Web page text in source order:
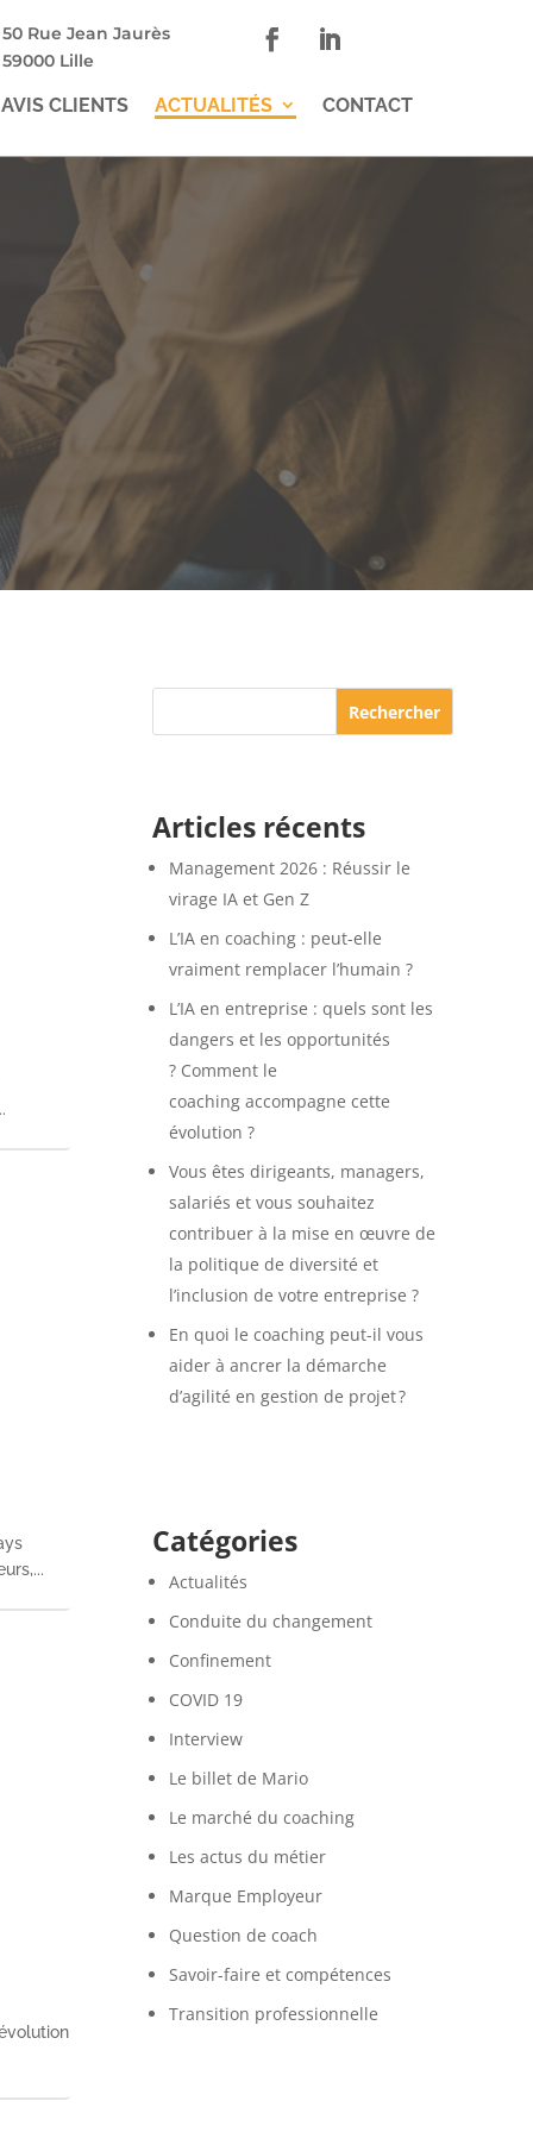
50 Rue Jean Jaurès
59000 Lille
AVIS CLIENTS ACTUALITÉS CONTACT
Rechercher
Articles récents
Management 2026 : Réussir le
virage IA et Gen Z
L’IA en coaching : peut-elle
vraiment remplacer l’humain ?
L’IA en entreprise : quels sont les
dangers et les opportunités
? Comment le
coaching accompagne cette
évolution ?
Vous êtes dirigeants, managers,
salariés et vous souhaitez
contribuer à la mise en œuvre de
la politique de diversité et
l’inclusion de votre entreprise ?
En quoi le coaching peut-il vous
aider à ancrer la démarche
d’agilité en gestion de projet ?
Catégories
Actualités
Conduite du changement
Confinement
COVID 19
Interview
Le billet de Mario
Le marché du coaching
Les actus du métier
Marque Employeur
Question de coach
Savoir-faire et compétences
Transition professionnelle